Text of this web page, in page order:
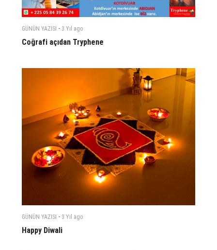
GÜNÜN YAZISI - 3 Yıl ago
Coğrafi açıdan Tryphene
GÜNÜN YAZISI - 3 Yıl ago
Happy Diwali